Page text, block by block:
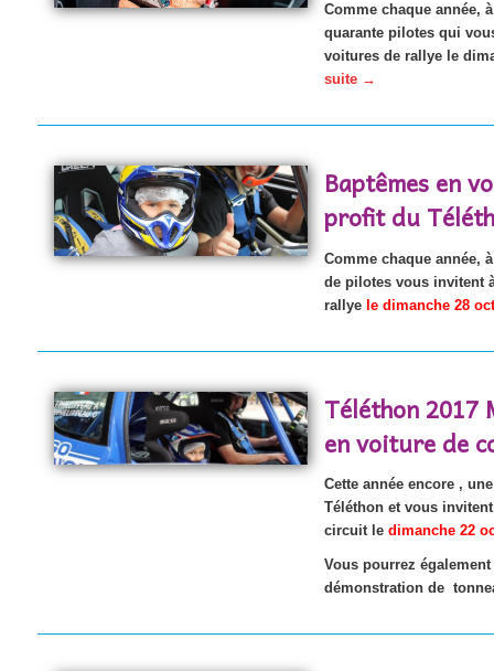
Comme chaque année,
quarante pilotes qui
voitures de rallye le
suite →
Baptêmes en
profit du
Comme chaque année,
de pilotes vous invitent
rallyele dimanche 28
Téléthon 2017
en voiture de
Cette année encore ,
Téléthon et vous
circuit le dimanche 22
Vous pourrez
démonstration de